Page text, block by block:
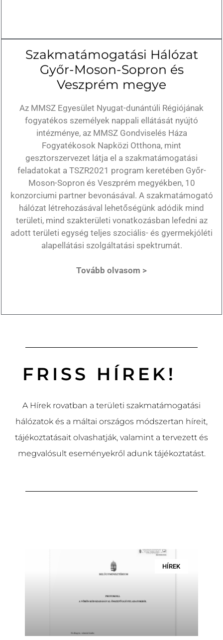
Szakmatámogatási Hálózat
Győr-Moson-Sopron és
Veszprém megye
Az MMSZ Egyesület Nyugat-dunántúli Régiójának
fogyatékos személyek nappali ellátását nyújtó
intézménye, az MMSZ Gondviselés Háza
Fogyatékosok Napközi Otthona, mint
gesztorszervezet látja el a szakmatámogatási
feladatokat a TSZR2021 program keretében Győr-
Moson-Sopron és Veszprém megyékben, 10
konzorciumi partner bevonásával. A szakmatámogató
hálózat létrehozásával lehetőségünk adódik mind
területi, mind szakterületi vonatkozásban lefedni az
adott területi egység teljes szociális- és gyermekjóléti
alapellátási szolgáltatási spektrumát.
Tovább olvasom >
FRISS HÍREK!
A Hírek rovatban a területi szakmatámogatási
hálózatok és a máltai országos módszertan híreit,
tájékoztatásait olvashatják, valamint a tervezett és
megvalósult eseményekről adunk tájékoztatást.
HÍREK